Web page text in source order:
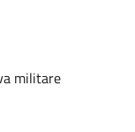
militare